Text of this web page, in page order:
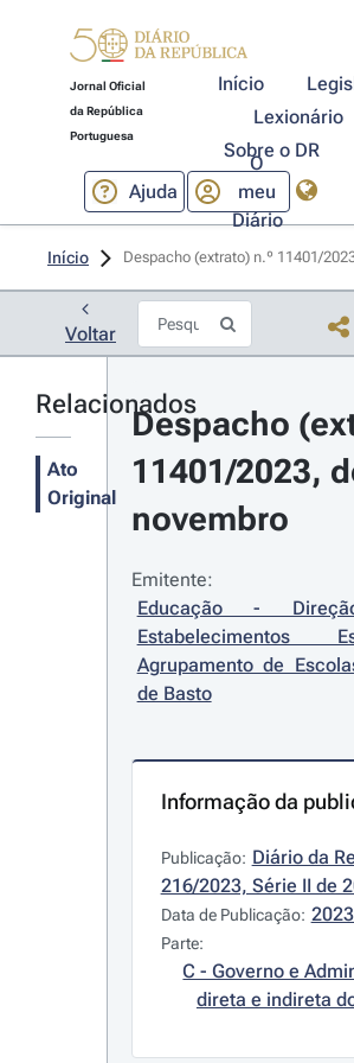
Jornal Oficial
da República
Portuguesa
Início
Lexionário
Sobre o DR
Ajuda
O
meu
Diário
Início Despacho (extrato) n.º 11401/
Voltar
Relacionados
Ato
Original
Despacho
11401/2023,
novembro
Emitente:
Educação -
Estabelecimentos
Agrupamento de
de Basto
Informação da
Publicação: Diário da
216/2023, Série II de
Data de Publicação:
Parte:
C - Governo e
direta e indireta